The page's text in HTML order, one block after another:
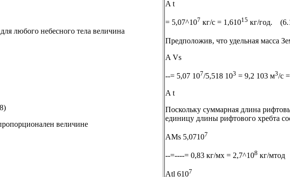
любого небесного тела величина
величине
A t
= 5,07^107 кг/с = 1,61015 кг/год.
Предположив, что удельная масса
A Vs
--= 5,07 107/5,518 103 = 9,2 103 м3/с
A t
Поскольку суммарная длина
единицу длины рифтового хребта
AMs 5,07107
--=----= 0,83 кг/мх = 2,7^108 кг/
Atl 6107